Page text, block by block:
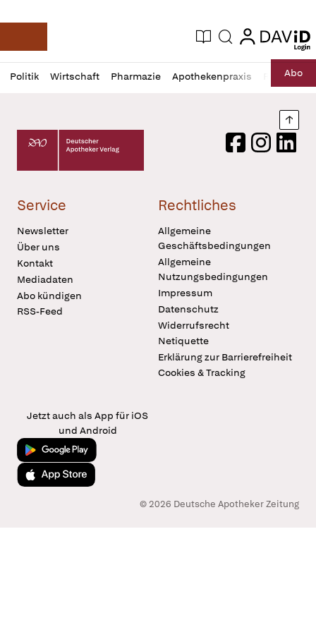
Deutsche Apotheker Zeitung
Aktuelle Ausgabe
Suche login
login
Politik Wirtschaft Pharmazie Apothekenpraxis RechtAbo
Profil
öffnen
Daz
Pur
Deutscher Apotheker Verlag Logo
FacebookInstagram
Service
Newsletter
Über uns
Kontakt
Mediadaten
Abo kündigen
RSS-Feed
Rechtliches
Allgemeine
Geschäftsbedingungen
Allgemeine
Nutzungsbedingungen
Impressum
Datenschutz
Widerrufsrecht
Netiquette
Erklärung zur Barrierefreiheit
Cookies & Tracking
Jetzt auch als App für iOS
und Android
Jetzt bei Google Play
Laden im App Store
© 2026 Deutsche Apotheker Zeitung